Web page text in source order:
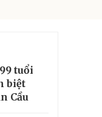
tuổi
biệt
Cầu